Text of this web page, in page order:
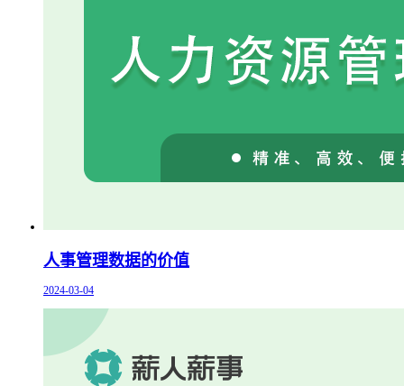
人事管理数据的价值
2024-03-04